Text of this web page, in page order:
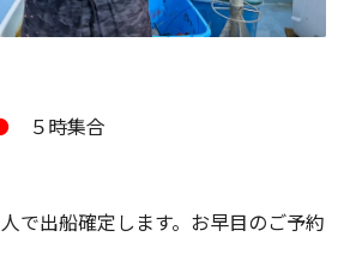
５時集合
で出船確定します。お早目のご予約